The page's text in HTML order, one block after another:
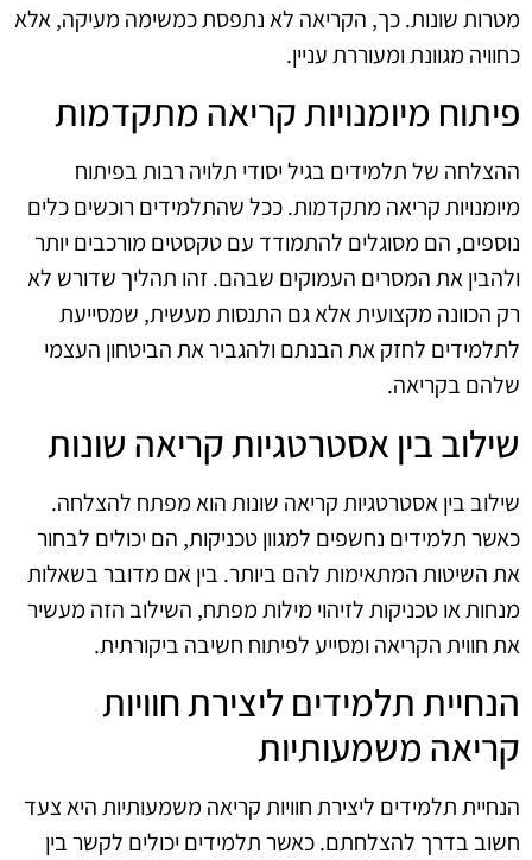
מטרות שונות. כך, הקריאה לא נתפסת כמשימה מעיקה, אלא
כחוויה מגוונת ומעוררת עניין.
פיתוח מיומנויות קריאה מתקדמות
ההצלחה של תלמידים בגיל יסודי תלויה רבות בפיתוח
מיומנויות קריאה מתקדמות. ככל שהתלמידים רוכשים כלים
נוספים, הם מסוגלים להתמודד עם טקסטים מורכבים יותר
ולהבין את המסרים העמוקים שבהם. זהו תהליך שדורש לא
רק הכוונה מקצועית אלא גם התנסות מעשית, שמסייעת
לתלמידים לחזק את הבנתם ולהגביר את הביטחון העצמי
שלהם בקריאה.
שילוב בין אסטרטגיות קריאה שונות
שילוב בין אסטרטגיות קריאה שונות הוא מפתח להצלחה.
כאשר תלמידים נחשפים למגוון טכניקות, הם יכולים לבחור
את השיטות המתאימות להם ביותר. בין אם מדובר בשאלות
מנחות או טכניקות לזיהוי מילות מפתח, השילוב הזה מעשיר
את חווית הקריאה ומסייע לפיתוח חשיבה ביקורתית.
הנחיית תלמידים ליצירת חוויות
קריאה משמעותיות
הנחיית תלמידים ליצירת חוויות קריאה משמעותיות היא צעד
חשוב בדרך להצלחתם. כאשר תלמידים יכולים לקשר בין